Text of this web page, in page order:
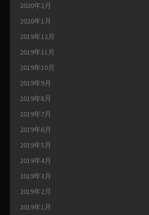
2020年2月
2020年1月
2019年12月
2019年11月
2019年10月
2019年9月
2019年8月
2019年7月
2019年6月
2019年5月
2019年4月
2019年3月
2019年2月
2019年1月